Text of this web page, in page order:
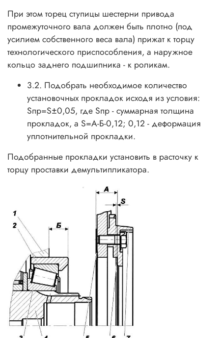
При этом торец ступицы шестерни привода
промежуточного вала должен быть плотно (под
усилием собственного веса вала) прижат к торцу
технологического приспособления, а наружное
кольцо заднего подшипника - к роликам.
3.2. Подобрать необходимое количество
установочных прокладок исходя из условия:
Sпр=S±0,05, где Sпр - суммарная толщина
прокладок, а S=А-Б-0,12; 0,12 - деформация
уплотнительной прокладки.
Подобранные прокладки установить в расточку к
торцу проставки демультипликатора.